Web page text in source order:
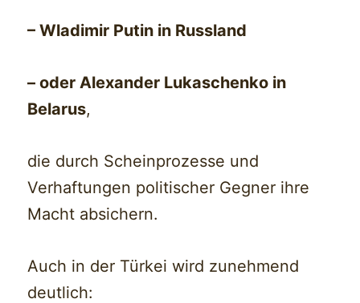
– Wladimir Putin in Russland
– oder Alexander Lukaschenko in
Belarus,
die durch Scheinprozesse und
Verhaftungen politischer Gegner ihre
Macht absichern.
Auch in der Türkei wird zunehmend
deutlich: